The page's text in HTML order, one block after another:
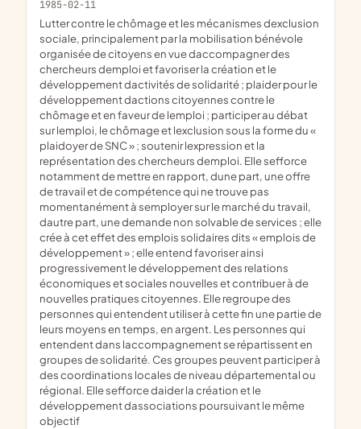
1985-02-11
lutter contre le chômage et les mécanismes dexclusion
sociale, principalement par la mobilisation bénévole
organisée de citoyens en vue daccompagner des
chercheurs demploi et favoriser la création et le
développement dactivités de solidarité ; plaider pour le
développement dactions citoyennes contre le
chômage et en faveur de lemploi ; participer au débat
sur lemploi, le chômage et lexclusion sous la forme du «
plaidoyer de SNC » ; soutenir lexpression et la
représentation des chercheurs demploi. Elle sefforce
notamment de mettre en rapport, dune part, une offre
de travail et de compétence qui ne trouve pas
momentanément à semployer sur le marché du travail,
dautre part, une demande non solvable de services ; elle
crée à cet effet des emplois solidaires dits « emplois de
développement » ; elle entend favoriser ainsi
progressivement le développement des relations
économiques et sociales nouvelles et contribuer à de
nouvelles pratiques citoyennes. Elle regroupe des
personnes qui entendent utiliser à cette fin une partie de
leurs moyens en temps, en argent. Les personnes qui
entendent dans laccompagnement se répartissent en
groupes de solidarité. Ces groupes peuvent participer à
des coordinations locales de niveau départemental ou
régional. Elle sefforce daider la création et le
développement dassociations poursuivant le même
objectif